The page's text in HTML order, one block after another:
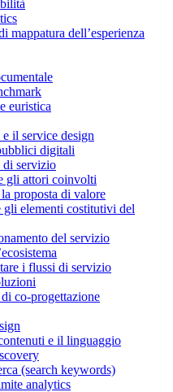
mappatura dell’esperienza
euristica
il service design
digitali
servizio
gli attori coinvolti
proposta di valore
gli elementi costitutivi del
del servizio
i flussi di servizio
co-progettazione
e il linguaggio
(search keywords)
analytics